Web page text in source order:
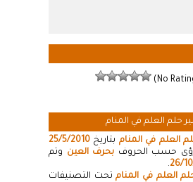
(No
حلم العلم في المنام
العلم في المنام بتاريخ 25/5/2010
حسب الحروف بحرف العين وتم
26/
.
العلم في المنامتحت التصنيفات